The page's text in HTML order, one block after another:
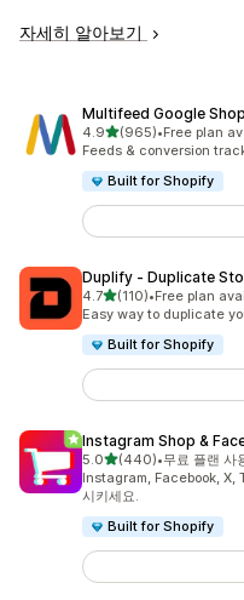
자세히 알아보기
Multifeed Google
4.9별 5개 중
(965)
총 리뷰 965개
•Free plan
Feeds & conversion
Built for Shopify
Duplify ‑ Duplicate
4.7별 5개 중
(110)
총 리뷰 110개
•Free plan
Easy way to duplicate
Built for Shopify
Instagram Shop &
5.0별 5개 중
(440)
총 리뷰 440개
•무료 플랜 사
Instagram, Facebook, X,
시키세요.
Built for Shopify